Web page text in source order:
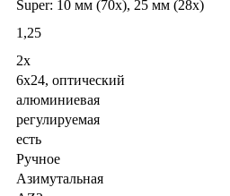
Super: 10 мм (70х), 25 мм (28х)
1,25
2x
6x24, оптический
алюминиевая
регулируемая
есть
Ручное
Азимутальная